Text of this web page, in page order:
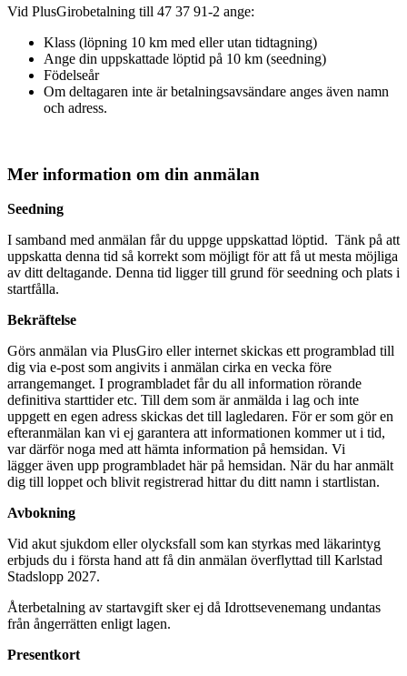
Vid PlusGirobetalning till 47 37 91-2 ange:
Klass (löpning 10 km med eller utan tidtagning)
Ange din uppskattade löptid på 10 km (seedning)
Födelseår
Om deltagaren inte är betalningsavsändare anges även namn
och adress.
Mer information om din anmälan
Seedning
I samband med anmälan får du uppge uppskattad löptid. Tänk på att
uppskatta denna tid så korrekt som möjligt för att få ut mesta möjliga
av ditt deltagande. Denna tid ligger till grund för seedning och plats i
startfålla.
Bekräftelse
Görs anmälan via PlusGiro eller internet skickas ett programblad till
dig via e-post som angivits i anmälan cirka en vecka före
arrangemanget. I programbladet får du all information rörande
definitiva starttider etc. Till dem som är anmälda i lag och inte
uppgett en egen adress skickas det till lagledaren. För er som gör en
efteranmälan kan vi ej garantera att informationen kommer ut i tid,
var därför noga med att hämta information på hemsidan. Vi
lägger även upp programbladet här på hemsidan. När du har anmält
dig till loppet och blivit registrerad hittar du ditt namn i startlistan.
Avbokning
Vid akut sjukdom eller olycksfall som kan styrkas med läkarintyg
erbjuds du i första hand att få din anmälan överflyttad till Karlstad
Stadslopp 2027.
Återbetalning av startavgift sker ej då Idrottsevenemang undantas
från ångerrätten enligt lagen.
Presentkort